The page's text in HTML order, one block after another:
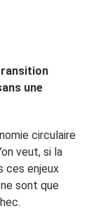
une
circulaire
veut, si la
ces enjeux
sont que